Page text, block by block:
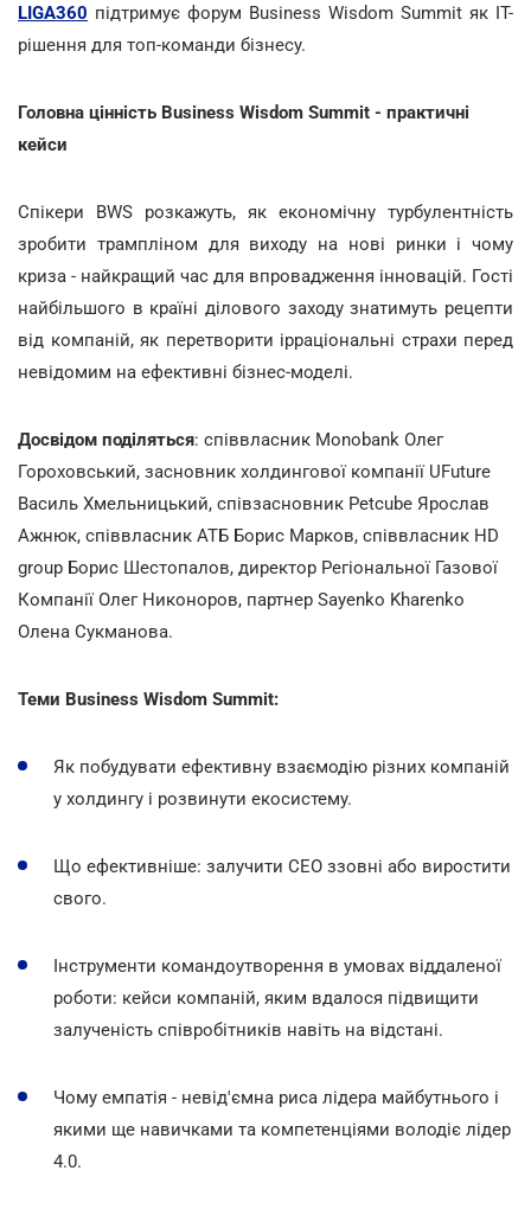
LIGA360 підтримує форум Business Wisdom Summit як ІТ-
рішення для топ-команди бізнесу.
Головна цінність Business Wisdom Summit - практичні
кейси
Спікери BWS розкажуть, як економічну турбулентність
зробити трампліном для виходу на нові ринки і чому
криза - найкращий час для впровадження інновацій. Гості
найбільшого в країні ділового заходу знатимуть рецепти
від компаній, як перетворити ірраціональні страхи перед
невідомим на ефективні бізнес-моделі.
Досвідом поділяться: співвласник Monobank Олег
Гороховський, засновник холдингової компанії UFuture
Василь Хмельницький, співзасновник Petcube Ярослав
Ажнюк, співвласник АТБ Борис Марков, співвласник HD
group Борис Шестопалов, директор Регіональної Газової
Компанії Олег Никоноров, партнер Sayenko Kharenko
Олена Сукманова.
Теми Business Wisdom Summit:
Як побудувати ефективну взаємодію різних компаній
у холдингу і розвинути екосистему.
Що ефективніше: залучити СЕО ззовні або виростити
свого.
Інструменти командоутворення в умовах віддаленої
роботи: кейси компаній, яким вдалося підвищити
залученість співробітників навіть на відстані.
Чому емпатія - невід'ємна риса лідера майбутнього і
якими ще навичками та компетенціями володіє лідер
4.0.